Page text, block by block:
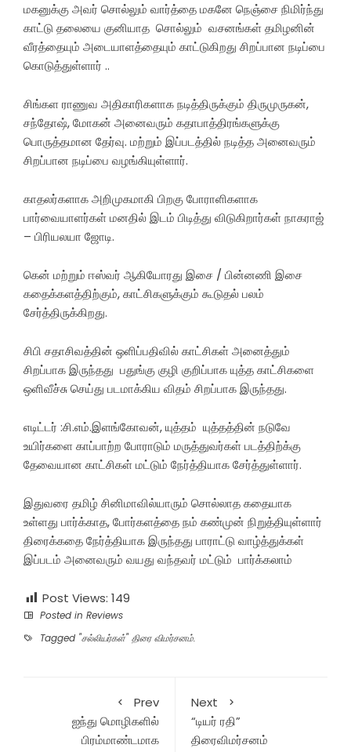
மகனுக்கு அவர் சொல்லும் வார்த்தை மகனே நெஞ்சை நிமிர்ந்து
காட்டு தலையை குனியாத சொல்லும் வசனங்கள் தமிழனின்
வீரத்தையும் அடையாளத்தையும் காட்டுகிறது சிறப்பான நடிப்பை
கொடுத்துள்ளார் ..
சிங்கள ராணுவ அதிகாரிகளாக நடித்திருக்கும் திருமுருகன்,
சந்தோஷ், மோகன் அனைவரும் கதாபாத்திரங்களுக்கு
பொருத்தமான தேர்வு. மற்றும் இப்படத்தில் நடித்த அனைவரும்
சிறப்பான நடிப்பை வழங்கியுள்ளார்.
காதலர்களாக அறிமுகமாகி பிறகு போராளிகளாக
பார்வையாளர்கள் மனதில் இடம் பிடித்து விடுகிறார்கள் நாகராஜ்
– பிரியலயா ஜோடி.
கென் மற்றும் ஈஸ்வர் ஆகியோரது இசை / பின்னணி இசை
கதைக்களத்திற்கும், காட்சிகளுக்கும் கூடுதல் பலம்
சேர்த்திருக்கிறது.
சிபி சதாசிவத்தின் ஒளிப்பதிவில் காட்சிகள் அனைத்தும்
சிறப்பாக இருந்தது பதுங்கு குழி குறிப்பாக யுத்த காட்சிகளை
ஒளிவீச்சு செய்து படமாக்கிய விதம் சிறப்பாக இருந்தது.
எடிட்டர் :சி.எம்.இளங்கோவன், யுத்தம் யுத்தத்தின் நடுவே
உயிர்களை காப்பாற்ற போராடும் மருத்துவர்கள் படத்திற்க்கு
தேவையான காட்சிகள் மட்டும் நேர்த்தியாக சேர்த்துள்ளார்.
இதுவரை தமிழ் சினிமாவில்யாரும் சொல்லாத கதையாக
உள்ளது பார்க்காத, போர்களத்தை நம் கண்முன் நிறுத்தியுள்ளார்
திரைக்கதை நேர்த்தியாக இருந்தது பாராட்டு வாழ்த்துக்கள்
இப்படம் அனைவரும் வயது வந்தவர் மட்டும் பார்க்கலாம்
Post Views: 149
Posted in Reviews
Tagged "சல்லியர்கள்" திரை விமர்சனம்.
Prev
ஐந்து மொழிகளில்
பிரம்மாண்டமாக
Next
“டியர் ரதி”
திரைவிமர்சனம்